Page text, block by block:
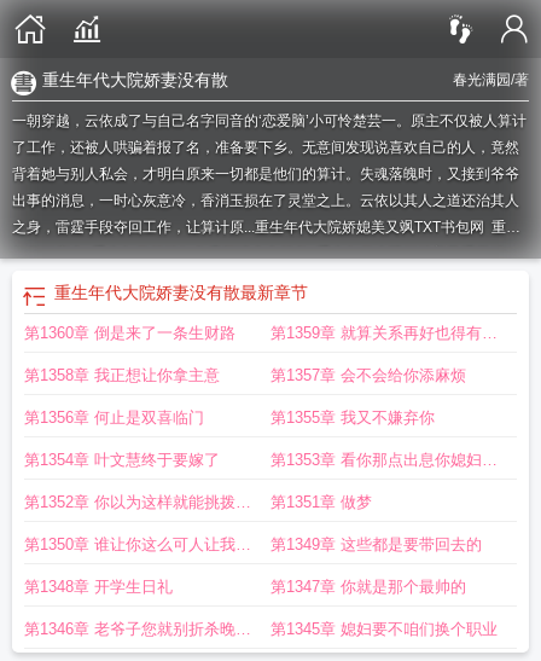
春光满园/著
重生年代大院娇妻没有散
一朝穿越，云依成了与自己名字同音的‘恋爱脑’小可怜楚芸一。原主不仅被人算计
了工作，还被人哄骗着报了名，准备要下乡。无意间发现说喜欢自己的人，竟然
背着她与别人私会，才明白原来一切都是他们的算计。失魂落魄时，又接到爷爷
出事的消息，一时心灰意冷，香消玉损在了灵堂之上。云依以其人之道还治其人
之身，雷霆手段夺回工作，让算计原...重生年代大院娇媳美又飒TXT书包网 重生
年代娇宠文重生年代俏媳妇免费阅读全文笔趣重生年代大院娇媳美又飒无错
重生年代大院娇妻没有散 重生年代大院娇媳美又飒全文免费阅
娇媳美又飒全文免费阅读
茶重生年代大院娇媳美又飒 春光满园 重生年代大院娇媳美又飒 易淘重生年代
年代文
重生年代大院娇媳美又飒 笔趣阁重生年代大院娇媳美又飒又名
代大院娇媳美又飒云依重生年代娇妻有空间免费阅读重生年代大院娇媳美又飒
阅读最新章节内容重生年代娇宠小
重生年代大院娇媳美又飒全文免费阅读
671
重生年代大院娇媳美又飒 笔趣阁 重生年代娇妻有重生年代大院娇妻美又
免费重生年代大院娇媳美又飒 博看 重生年代大院娇媳美又飒简介重生年代娇
声 重生年代大院娇媳美又飒免费阅读 重生年代大院娇媳美又飒全本免费
代大院娇媳美又飒比趣阁重生年代大院娇媳美又飒全文重生年代大院娇媳美又
飒txt重生年代大院娇媳美又飒全
重生年代大院娇妻没有散最新章节
第1360章 倒是来了一条生财路 第1359章 就算关系再好也得有所
保留
第1358章 我正想让你拿主意 第1357章 会不会给你添麻烦
第1356章 何止是双喜临门 第1355章 我又不嫌弃你
第1354章 叶文慧终于要嫁了 第1353章 看你那点出息你媳妇的
醋你也吃
第1352章 你以为这样就能挑拨我
和一一的关系你做梦
第1351章 做梦
第1350章 谁让你这么可人让我情
难自禁
第1349章 这些都是要带回去的
第1348章 开学生日礼 第1347章 你就是那个最帅的
第1346章 老爷子您就别折杀晚辈 第1345章 媳妇要不咱们换个职业